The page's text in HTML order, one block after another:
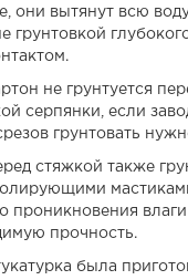
они вытянут всю
грунтовкой
не грунтуется
серпянки, если
грунтовать
стяжкой также
проникновения
прочность.
была